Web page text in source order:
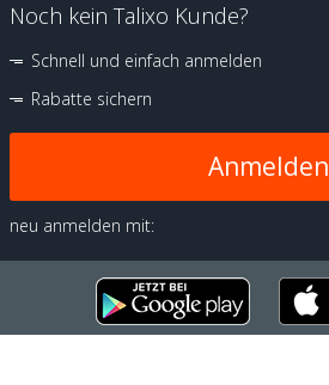
Noch kein Talixo Kunde?
Schnell und einfach anmelden
Rabatte sichern
Anmelden
neu anmelden mit: